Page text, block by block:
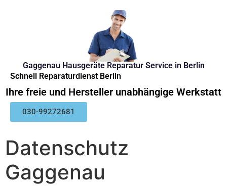
Gaggenau Hausgeräte Reparatur Service in Berlin
Schnell Reparaturdienst Berlin
Ihre freie und Hersteller unabhängige Werkstatt
030-99272681
Datenschutz
Gaggenau